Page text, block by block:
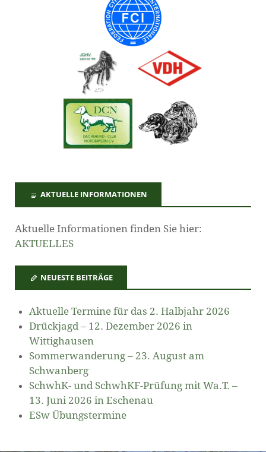
AKTUELLE INFORMATIONEN
Aktuelle Informationen finden Sie hier:
AKTUELLES
NEUESTE BEITRÄGE
Aktuelle Termine für das 2. Halbjahr 2026
Drückjagd – 12. Dezember 2026 in
Wittighausen
Sommerwanderung – 23. August am
Schwanberg
SchwhK- und SchwhKF-Prüfung mit Wa.T. –
13. Juni 2026 in Eschenau
ESw Übungstermine